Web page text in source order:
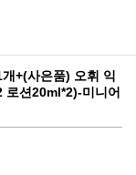
+(사은품) 오휘 익
로션20ml*2)-미니어